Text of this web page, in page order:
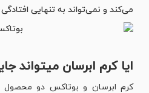
می‌کند و نمی‌تواند به تنهایی
ایا کرم ابرسان میتواند
کرم ابرسان و بوتاکس دو محصول